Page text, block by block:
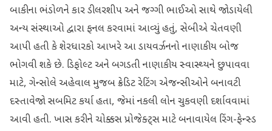
બાકીના ભંડોળને કાર ડીલરશીપ અને જગ્ગી ભાઈઓ સાથે જોડાયેલી
અન્ય સંસ્થાઓ દ્વારા ફનલ કરવામાં આવ્યું હતું, સેબીએ ચેતવણી
આપી હતી કે શેરધારકો આખરે આ ડાયવર્ઝનનો નાણાકીય બોજ
ભોગવી શકે છે. ડિફોલ્ટ અને બગડતી નાણાકીય સ્વાસ્થ્યને છુપાવવા
માટે, ગેન્સોલે અહેવાલ મુજબ ક્રેડિટ રેટિંગ એજન્સીઓને બનાવટી
દસ્તાવેજો સબમિટ કર્યા હતા, જેમાં નકલી લોન ચુકવણી દર્શાવવામાં
આવી હતી. ખાસ કરીને ચોક્કસ પ્રોજેક્ટ્સ માટે બનાવાયેલ રિંગ-ફેન્સ્ડ